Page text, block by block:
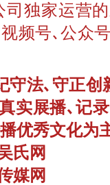
独家运营
频号､公众
守法､守正创
实展播､记
优秀文化为
氏网
媒网